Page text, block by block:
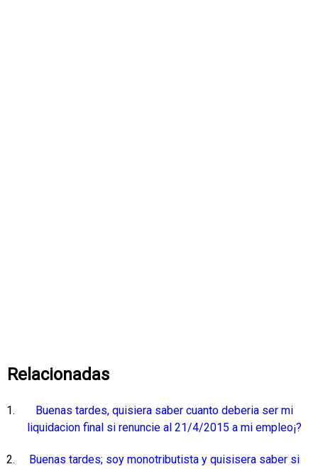
Relacionadas
Buenas tardes, quisiera saber cuanto deberia ser mi
liquidacion final si renuncie al 21/4/2015 a mi empleo¡?
Buenas tardes; soy monotributista y quisisera saber si